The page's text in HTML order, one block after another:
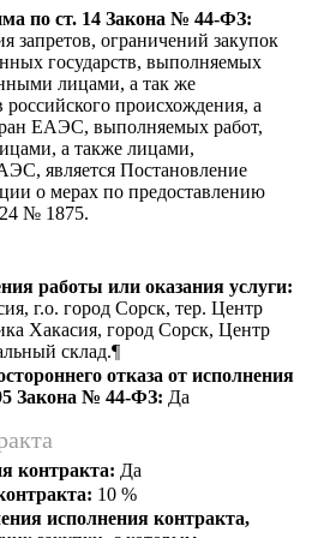
по ст. 14 Закона № 44-ФЗ:
запретов, ограничений закупок
государств, выполняемых
лицами, а так же
происхождения, а
ЕАЭС, выполняемых работ,
а также лицами,
является Постановление
о мерах по предоставлению
№ 1875.
работы или оказания услуги:
г.о. город Сорск, тер. Центр
Хакасия, город Сорск, Центр
склад.¶
отказа от исполнения
Закона № 44-ФЗ: Да
контракта: Да
10 %
исполнения контракта,